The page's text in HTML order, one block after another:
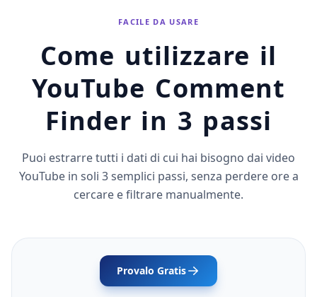
FACILE DA USARE
Come utilizzare il
YouTube Comment
Finder in 3 passi
Puoi estrarre tutti i dati di cui hai bisogno dai video
YouTube in soli 3 semplici passi, senza perdere ore a
cercare e filtrare manualmente.
Provalo Gratis